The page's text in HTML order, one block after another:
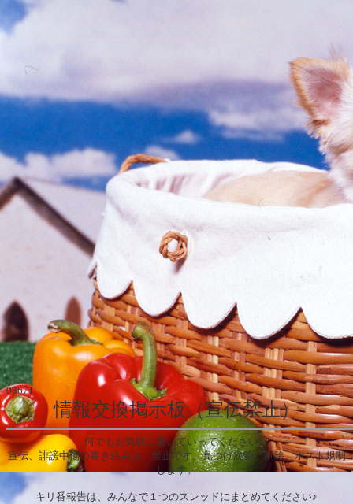
08671
情報交換掲示板（宣伝禁止）
何でもお気軽に書いていってください。
宣伝、誹謗中傷の書き込みは、禁止です。見つけ次第、削除、ホスト規制
します。
キリ番報告は、みんなで１つのスレッドにまとめてください♪